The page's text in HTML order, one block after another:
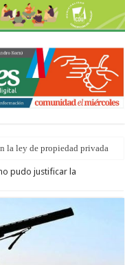
la ley de propiedad privada
pudo justificar la